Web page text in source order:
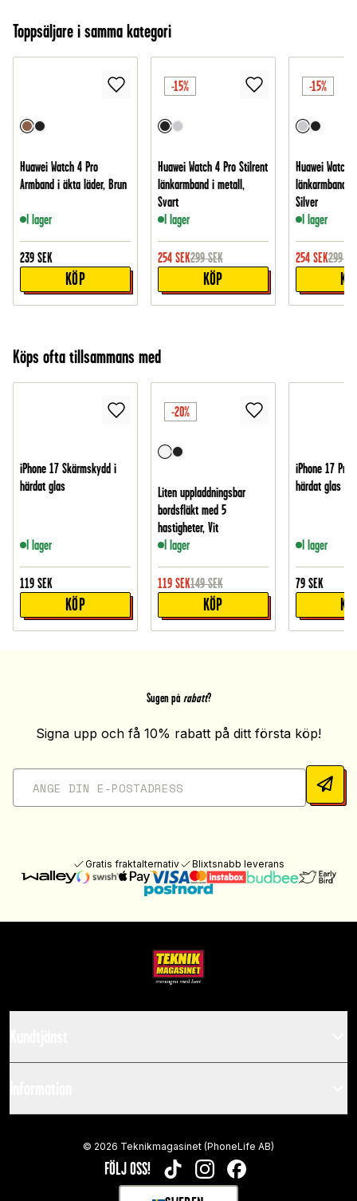
Toppsäljare i samma kategori
Huawei Watch 4 Pro
Armband i äkta läder, Brun
I lager
239 SEK
KÖP
-15%
Huawei Watch 4 Pro Stilrent
länkarmband i metall,
Svart
I lager
254 SEK299 SEK
KÖP
-15%
Huawei Watch
länkarmband i
Silver
I lager
254 SEK299
Köps ofta tillsammans med
iPhone 17 Skärmskydd i
härdat glas
I lager
119 SEK
KÖP
-20%
Liten uppladdningsbar
bordsfläkt med 5
hastigheter, Vit
I lager
119 SEK149 SEK
KÖP
iPhone 17 Pro
härdat glas
I lager
79 SEK
Sugen på rabatt?
Signa upp och få 10% rabatt på ditt första köp!
Gratis fraktalternativ Blixtsnabb leverans
FÖLJ OSS! TIKTOKINSTAGRAMFACEBOOK
© 2026 Teknikmagasinet (PhoneLife AB)